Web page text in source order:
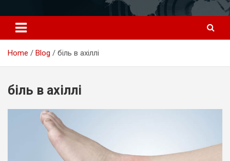
к
содержимому
Home Blog біль в ахіллі
біль в ахіллі